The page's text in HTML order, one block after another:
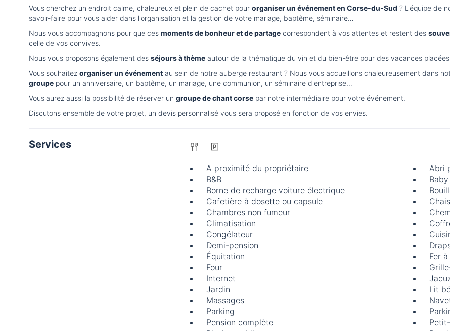
Vous cherchez un endroit calme, chaleureux et plein de cachet pour organiser un événement en Corse-du-Sud ? L'équipe de
savoir-faire pour vous aider dans l'organisation et la gestion de votre mariage, baptême, séminaire…
Nous vous accompagnons pour que ces moments de bonheur et de partage correspondent à vos attentes et restent des
celle de vos convives.
Nous vous proposons également des séjours à thème autour de la thématique du vin et du bien-être pour des vacances placées
Vous souhaitez organiser un événement au sein de notre auberge restaurant ? Nous vous accueillons chaleureusement dans
groupe pour un anniversaire, un baptême, un mariage, une communion, un séminaire d'entreprise…
Vous aurez aussi la possibilité de réserver un groupe de chant corse par notre intermédiaire pour votre événement.
Discutons ensemble de votre projet, un devis personnalisé vous sera proposé en fonction de vos envies.
Services
A proximité du propriétaire
Abri
B&B
Borne de recharge voiture électrique
Cafetière à dosette ou capsule
Chambres non fumeur
Climatisation
Congélateur
Demi-pension
Équitation
Fer
Four
Internet
Jardin
Lit
Massages
Parking
Pension complète